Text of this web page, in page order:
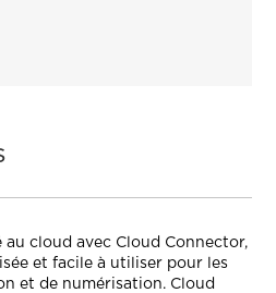
cloud avec Cloud Connector,
et facile à utiliser pour les
et de numérisation. Cloud